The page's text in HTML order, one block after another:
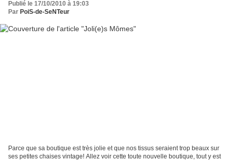
Publié le 17/10/2010 à 19:03
Par PoiS-de-SeNTeur
Parce que sa boutique est très jolie et que nos tissus seraient trop beaux sur
ses petites chaises vintage! Allez voir cette toute nouvelle boutique, tout y est